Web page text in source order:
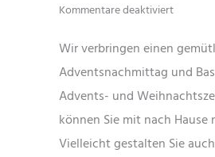
Kommentare deaktiviertfür
im
Advent
Wir verbringen einen
Adventsnachmittag und
Advents- und
können Sie mit nach Hause
Vielleicht gestalten Sie